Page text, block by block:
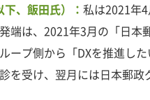
、飯田氏）： 私は2021年
端は、2021年3月の「日
ープ側から「DXを推進し
を受け、翌月には日本郵